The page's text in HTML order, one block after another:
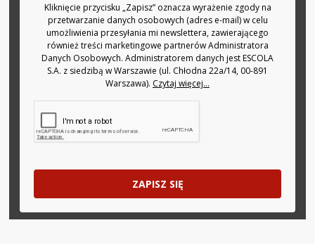
Kliknięcie przycisku „Zapisz” oznacza wyrażenie zgody na
przetwarzanie danych osobowych (adres e-mail) w celu
umożliwienia przesyłania mi newslettera, zawierającego
również treści marketingowe partnerów Administratora
Danych Osobowych. Administratorem danych jest ESCOLA
S.A. z siedzibą w Warszawie (ul. Chłodna 22a/14, 00-891
Warszawa). Czytaj więcej...
ZAPISZ SIĘ